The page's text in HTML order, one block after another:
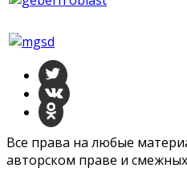
Все права на любые
авторском праве и